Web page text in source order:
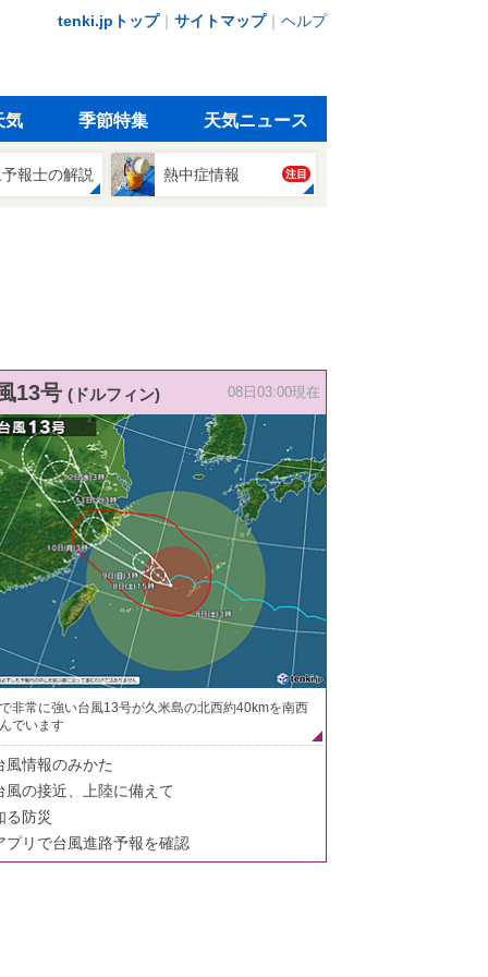
tenki.jpトップ｜ サイトマップ｜ ヘルプ
気 季節特集 天気ニュース
報士の解説 熱中症情報 注目
13号 (ドルフィン) 08日03:00現在
非常に強い台風13号が久米島の北西約40kmを南西
でいます
風情報のみかた
風の接近、上陸に備えて
る防災
プリで台風進路予報を確認